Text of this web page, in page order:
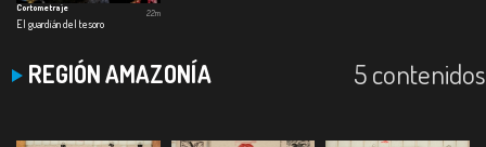
Cortometraje
El guardián del tesoro
22m
REGIÓN AMAZONÍA 5 contenidos